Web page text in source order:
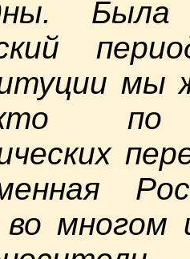
мы
по
во многом